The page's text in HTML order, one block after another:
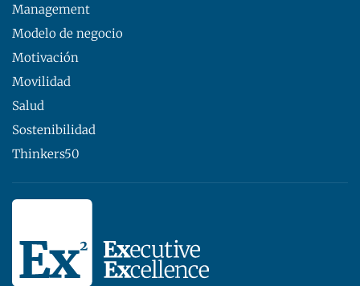
Management
Modelo de negocio
Motivación
Movilidad
Salud
Sostenibilidad
Thinkers50